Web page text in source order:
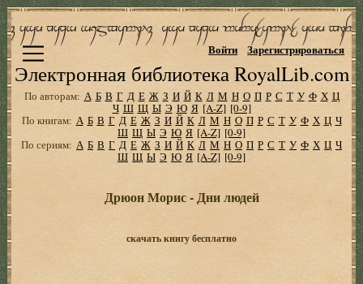
Электронная библиотека RoyalLib.com
Войти Зарегистрироваться
По авторам: А Б В Г Д Е Ж З И Й К Л М Н О П Р С Т У Ф Х Ц
Ч Ш Щ Ы Э Ю Я [A-Z] [0-9]
По книгам: А Б В Г Д Е Ж З И Й К Л М Н О П Р С Т У Ф Х Ц Ч
Ш Щ Ы Э Ю Я [A-Z] [0-9]
По сериям: А Б В Г Д Е Ж З И Й К Л М Н О П Р С Т У Ф Х Ц Ч
Ш Щ Ы Э Ю Я [A-Z] [0-9]
Дрюон Морис - Дни людей
скачать книгу бесплатно